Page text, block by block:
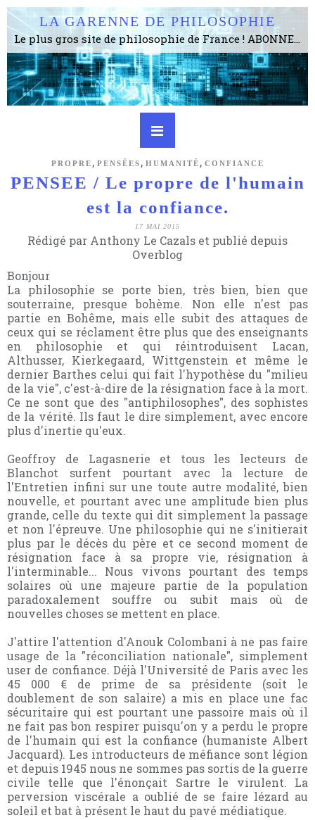
LA GARENNE DE PHILOSOPHIE
Le plus gros site de philosophie de France ! ABONNEZ-VOUS ! 4115 Articles, 1634 abonné·e·s, depuis 2006 . . . . . . . . 2 852 214 pages vues jusqu'à présent. Prestance et être apte à un plus grand nombre de choses.
PROPRE , PENSÉES , HUMANITÉ , CONFIANCE
PENSEE / Le propre de l'humain
est la confiance.
17 MAI 2015
Rédigé par Anthony Le Cazals et publié depuis
Overblog
Bonjour
La philosophie se porte bien, très bien, bien que
souterraine, presque bohème. Non elle n'est pas
partie en Bohême, mais elle subit des attaques de
ceux qui se réclament être plus que des enseignants
en philosophie et qui réintroduisent Lacan,
Althusser, Kierkegaard, Wittgenstein et même le
dernier Barthes celui qui fait l'hypothèse du "milieu
de la vie", c'est-à-dire de la résignation face à la mort.
Ce ne sont que des "antiphilosophes", des sophistes
de la vérité. Ils faut le dire simplement, avec encore
plus d'inertie qu'eux.
Geoffroy de Lagasnerie et tous les lecteurs de
Blanchot surfent pourtant avec la lecture de
l'Entretien infini sur une toute autre modalité, bien
nouvelle, et pourtant avec une amplitude bien plus
grande, celle du texte qui dit simplement la passage
et non l'épreuve. Une philosophie qui ne s'initierait
plus par le décès du père et ce second moment de
résignation face à sa propre vie, résignation à
l'interminable... Nous vivons pourtant des temps
solaires où une majeure partie de la population
paradoxalement souffre ou subit mais où de
nouvelles choses se mettent en place.
J'attire l'attention d'Anouk Colombani à ne pas faire
usage de la "réconciliation nationale", simplement
user de confiance. Déjà l'Université de Paris avec les
45 000 € de prime de sa présidente (soit le
doublement de son salaire) a mis en place une fac
sécuritaire qui est pourtant une passoire mais où il
ne fait pas bon respirer puisqu'on y a perdu le propre
de l'humain qui est la confiance (humaniste Albert
Jacquard). Les introducteurs de méfiance sont légion
et depuis 1945 nous ne sommes pas sortis de la guerre
civile telle que l'énonçait Sartre le virulent. La
perversion viscérale a oublié de se faire lézard au
soleil et bat à présent le haut du pavé médiatique.